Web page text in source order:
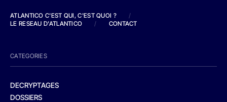
ATLANTICO C'EST QUI, C'EST QUOI ?
/
LE RESEAU D'ATLANTICO
/ CONTACT
CATEGORIES
DECRYPTAGES
DOSSIERS